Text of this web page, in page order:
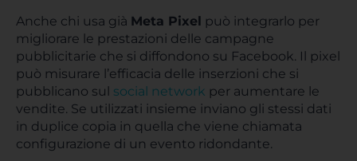
Anche chi usa già Meta Pixel può integrarlo per
migliorare le prestazioni delle campagne
pubblicitarie che si diffondono su Facebook. Il pixel
può misurare l’efficacia delle inserzioni che si
pubblicano sul social network per aumentare le
vendite. Se utilizzati insieme inviano gli stessi dati
in duplice copia in quella che viene chiamata
configurazione di un evento ridondante.